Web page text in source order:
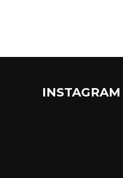
INSTAGRAM